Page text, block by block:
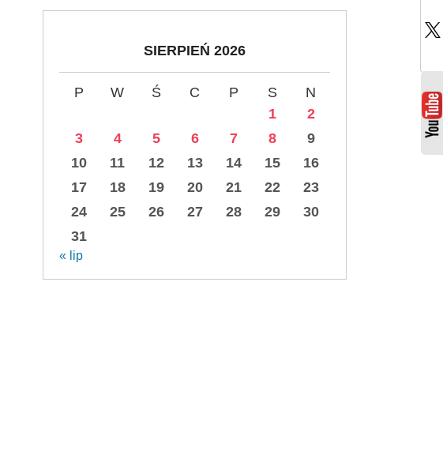
SIERPIEŃ 2026
P W Ś C P S
N
1
2
3
4 5 6 7 8
9
10
11 12 13 14 15
16
17
18 19 20 21 22
23
24
25 26 27 28 29
30
31
« lip